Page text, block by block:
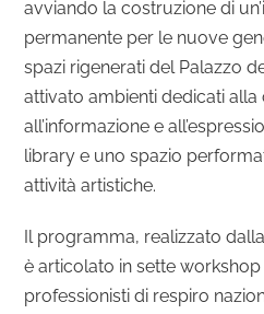
avviando la costruzione di
permanente per le nuove
spazi rigenerati del Palazzo
attivato ambienti dedicati alla
all’informazione e
library e uno spazio
attività artistiche.
Il programma, realizzato
è articolato in sette
professionisti di respiro